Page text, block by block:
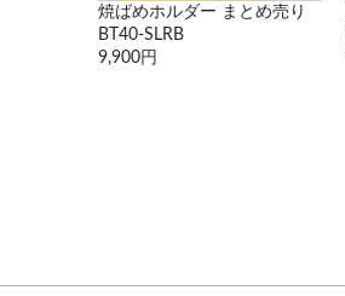
二面拘束HSKホルダ...
HSK-F63-ME...
9,900円